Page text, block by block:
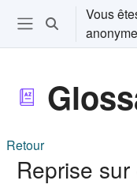
Passer au contenu
Ouvrir le menu de
Activer/
Vous
Retour
Reprise